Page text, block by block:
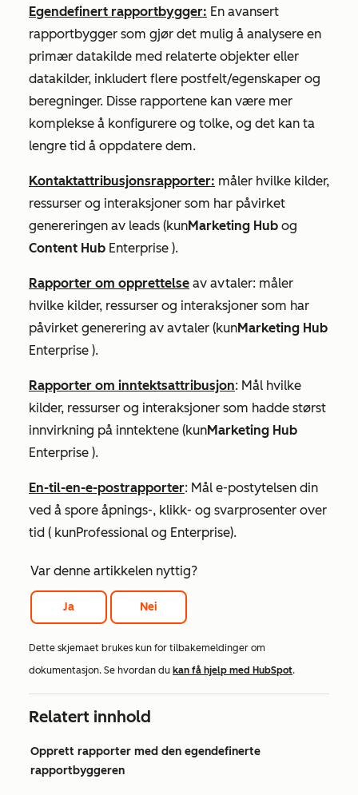
Egendefinert rapportbygger: En avansert
rapportbygger som gjør det mulig å analysere en
primær datakilde med relaterte objekter eller
datakilder, inkludert flere postfelt/egenskaper og
beregninger. Disse rapportene kan være mer
komplekse å konfigurere og tolke, og det kan ta
lengre tid å oppdatere dem.
Kontaktattribusjonsrapporter: måler hvilke kilder,
ressurser og interaksjoner som har påvirket
genereringen av leads (kunMarketing Hub og
Content Hub Enterprise ).
Rapporter om opprettelse av avtaler: måler
hvilke kilder, ressurser og interaksjoner som har
påvirket generering av avtaler (kunMarketing Hub
Enterprise ).
Rapporter om inntektsattribusjon: Mål hvilke
kilder, ressurser og interaksjoner som hadde størst
innvirkning på inntektene (kunMarketing Hub
Enterprise ).
En-til-en-e-postrapporter: Mål e-postytelsen din
ved å spore åpnings-, klikk- og svarprosenter over
tid ( kunProfessional og Enterprise).
Var denne artikkelen nyttig?
Ja Nei
Dette skjemaet brukes kun for tilbakemeldinger om
dokumentasjon. Se hvordan du kan få hjelp med HubSpot.
Relatert innhold
Opprett rapporter med den egendefinerte
rapportbyggeren